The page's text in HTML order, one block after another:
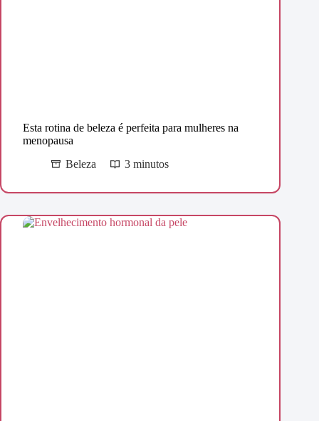
Esta rotina de beleza é perfeita para mulheres na
menopausa
Beleza
3 minutos